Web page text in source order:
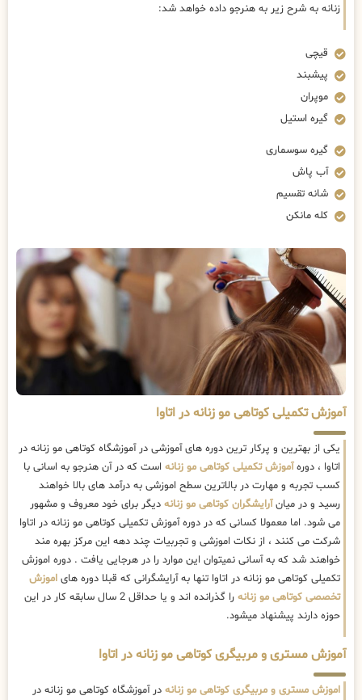
زنانه به شرح زیر به هنرجو داده خواهد شد:
قیچی
پیشبند
موپران
گیره استیل
گیره سوسماری
آب پاش
شانه تقسیم
کله مانکن
آموزش تکمیلی کوتاهی مو زنانه در اتاوا
یکی از بهترین و پرکار ترین دوره های آموزشی در آموزشگاه کوتاهی مو زنانه در
اتاوا ، دورهآموزش تکمیلی کوتاهی مو زنانه است که در آن هنرجو به اسانی با
کسب تجربه و مهارت در بالاترین سطح اموزشی به درآمد های بالا خواهند
رسید و در میانآرایشگران کوتاهی مو زنانه دیگر برای خود معروف و مشهور
می شود. اما معمولا کسانی که در دوره آموزش تکمیلی کوتاهی مو زنانه در اتاوا
شرکت می کنند ، از نکات اموزشی و تجربیات چند دهه این مرکز بهره مند
خواهند شد که به آسانی نمیتوان این موارد را در هرجایی یافت . دوره اموزش
تکمیلی کوتاهی مو زنانه در اتاوا تنها به آرایشگرانی که قبلا دوره های اموزش
تخصصی کوتاهی مو زنانه
را گذرانده اند و یا حداقل 2 سال سابقه کار در این
حوزه دارند پیشنهاد میشود.
آموزش مستری و مربیگری کوتاهی مو زنانه در اتاوا
اموزش مستری و مربیگری کوتاهی مو زنانه در آموزشگاه کوتاهی مو زنانه در